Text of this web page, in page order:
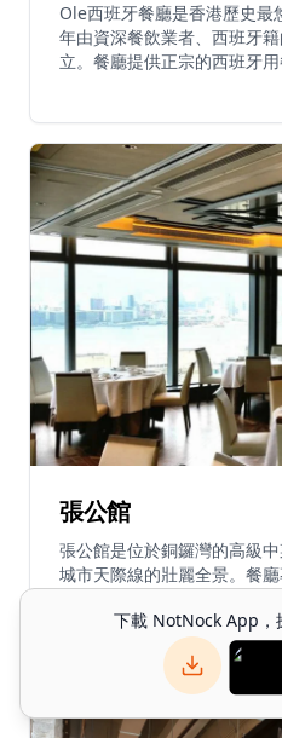
Ole西班牙餐廳是香港歷史
年由資深餐飲業者、西班牙
立。餐廳提供正宗的西班牙
整個晚上都有現場結他音樂
餐廳位於中環一個寧靜的角
寶。菜單包括傳統西班牙小
地中海特色美食。Ole提供午
吧、葡萄酒選擇及素食選項
務,環境為無煙餐廳並設有免
張公館
張公館是位於銅鑼灣的高級
城市天際線的壯麗全景。餐
粉灌湯包，湯包皮薄餡靚，
九肚魚炒麵和造型可愛的小
營造高級用餐體驗。餐廳特
優惠（週末及公眾假期除外
和豐富菜單，是香港特別場
下載 NotNock App，